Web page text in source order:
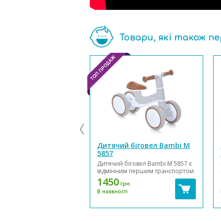
Товари, які також
Дитячий біговел Bambi M
5857
Дитячий біговел Bambi M 5857 є
відмінним першим транспортом
дитини. Він обладнаний
шкіряним сидінням та EVA
колесами. Основні
характеристики біговела Bami M
5857: Біговел підходить для
1450 грн.
В наявності